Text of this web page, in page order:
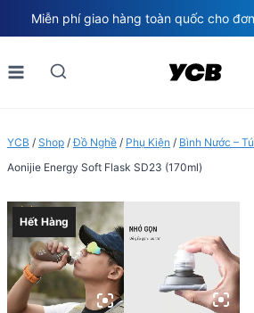
to
content
Miễn phí giao hàng toàn quốc cho
YCB / Shop /Đồ Nghề / Phụ Kiện / Bình Nước –
Aonijie Energy Soft Flask SD23 (170ml)
Hết Hàng